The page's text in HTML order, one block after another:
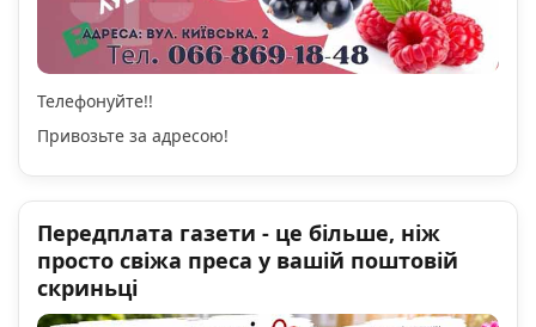
Телефонуйте!!
Привозьте за адресою!
Передплата газети - це більше, ніж
просто свіжа преса у вашій поштовій
скриньці